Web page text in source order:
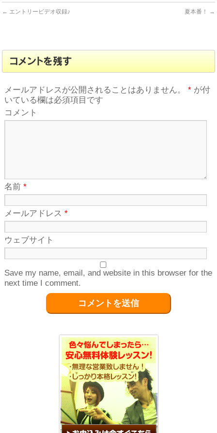
← エントリービデオ収録♪ 夏本番！ →
コメントを残す
メールアドレスが公開されることはありません。 * が付
いている欄は必須項目です
コメント
名前*
メールアドレス*
ウェブサイト
Save my name, email, and website in this browser for the
next time I comment.